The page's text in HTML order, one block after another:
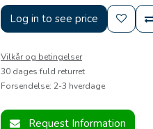
Log in to see price
Vilkår og betingelser
30 dages fuld returret
Forsendelse: 2-3 hverdage
Request Information